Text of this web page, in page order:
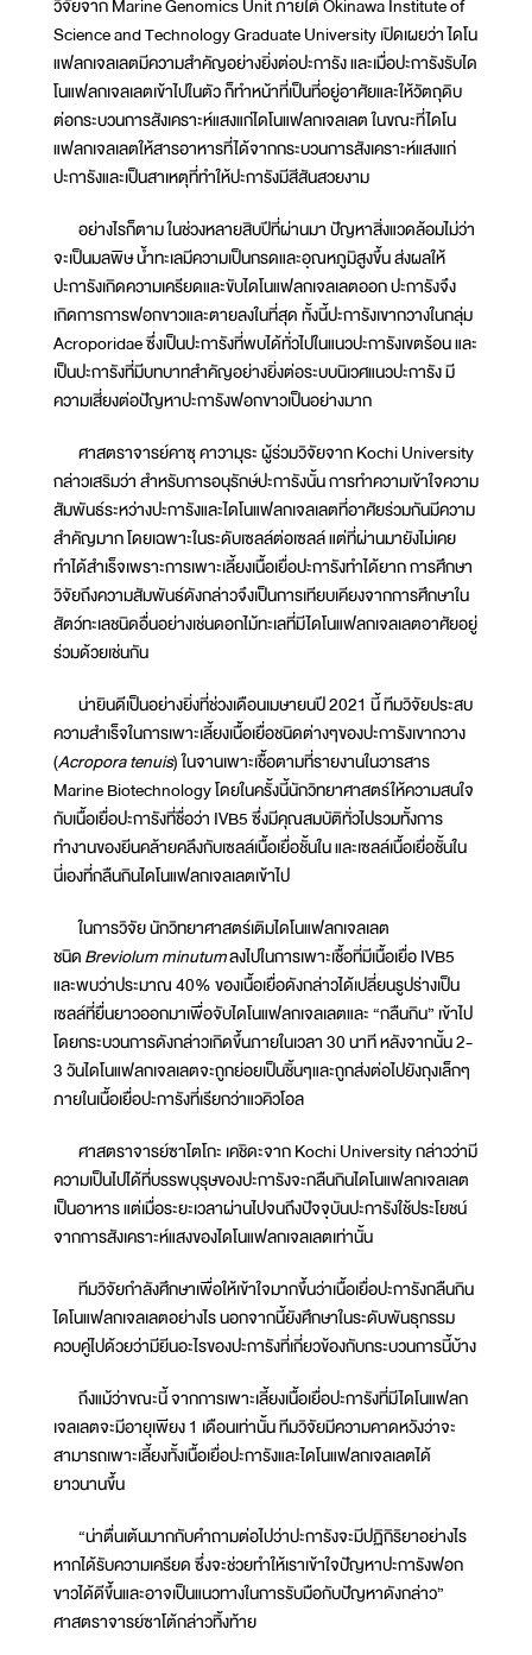
วิจัยจาก Marine Genomics Unit ภายใต้ Okinawa Institute of
Science and Technology Graduate University เปิดเผยว่า ไดโน
แฟลกเจลเลตมีความสำคัญอย่างยิ่งต่อปะการัง และเมื่อปะการังรับได
โนแฟลกเจลเลตเข้าไปในตัว ก็ทำหน้าที่เป็นที่อยู่อาศัยและให้วัตถุดิบ
ต่อกระบวนการสังเคราะห์แสงแก่ไดโนแฟลกเจลเลต ในขณะที่ไดโน
แฟลกเจลเลตให้สารอาหารที่ได้จากกระบวนการสังเคราะห์แสงแก่
ปะการังและเป็นสาเหตุที่ทำให้ปะการังมีสีสันสวยงาม
อย่างไรก็ตาม ในช่วงหลายสิบปีที่ผ่านมา ปัญหาสิ่งแวดล้อมไม่ว่า
จะเป็นมลพิษ น้ำทะเลมีความเป็นกรดและอุณหภูมิสูงขึ้น ส่งผลให้
ปะการังเกิดความเครียดและขับไดโนแฟลกเจลเลตออก ปะการังจึง
เกิดการการฟอกขาวและตายลงในที่สุด ทั้งนี้ปะการังเขากวางในกลุ่ม
Acroporidae ซึ่งเป็นปะการังที่พบได้ทั่วไปในแนวปะการังเขตร้อน และ
เป็นปะการังที่มีบทบาทสำคัญอย่างยิ่งต่อระบบนิเวศแนวปะการัง มี
ความเสี่ยงต่อปัญหาปะการังฟอกขาวเป็นอย่างมาก
ศาสตราจารย์คาซุ คาวามุระ ผู้ร่วมวิจัยจาก Kochi University
กล่าวเสริมว่า สำหรับการอนุรักษ์ปะการังนั้น การทำความเข้าใจความ
สัมพันธ์ระหว่างปะการังและไดโนแฟลกเจลเลตที่อาศัยร่วมกันมีความ
สำคัญมาก โดยเฉพาะในระดับเซลล์ต่อเซลล์ แต่ที่ผ่านมายังไม่เคย
ทำได้สำเร็จเพราะการเพาะเลี้ยงเนื้อเยื่อปะการังทำได้ยาก การศึกษา
วิจัยถึงความสัมพันธ์ดังกล่าวจึงเป็นการเทียบเคียงจากการศึกษาใน
สัตว์ทะเลชนิดอื่นอย่างเช่นดอกไม้ทะเลที่มีไดโนแฟลกเจลเลตอาศัยอยู่
ร่วมด้วยเช่นกัน
น่ายินดีเป็นอย่างยิ่งที่ช่วงเดือนเมษายนปี 2021 นี้ ทีมวิจัยประสบ
ความสำเร็จในการเพาะเลี้ยงเนื้อเยื่อชนิดต่างๆของปะการังเขากวาง
(Acropora tenuis) ในจานเพาะเชื้อตามที่รายงานในวารสาร
Marine Biotechnology โดยในครั้งนี้นักวิทยาศาสตร์ให้ความสนใจ
กับเนื้อเยื่อปะการังที่ชื่อว่า IVB5 ซึ่งมีคุณสมบัติทั่วไปรวมทั้งการ
ทำงานของยีนคล้ายคลึงกับเซลล์เนื้อเยื่อชั้นใน และเซลล์เนื้อเยื่อชั้นใน
นี่เองที่กลืนกินไดโนแฟลกเจลเลตเข้าไป
ในการวิจัย นักวิทยาศาสตร์เติมไดโนแฟลกเจลเลต
ชนิดBreviolum minutumลงไปในการเพาะเชื้อที่มีเนื้อเยื่อ IVB5
และพบว่าประมาณ 40% ของเนื้อเยื่อดังกล่าวได้เปลี่ยนรูปร่างเป็น
เซลล์ที่ยื่นยาวออกมาเพื่อจับไดโนแฟลกเจลเลตและ “กลืนกิน” เข้าไป
โดยกระบวนการดังกล่าวเกิดขึ้นภายในเวลา 30 นาที หลังจากนั้น 2-
3 วันไดโนแฟลกเจลเลตจะถูกย่อยเป็นชิ้นๆและถูกส่งต่อไปยังถุงเล็กๆ
ภายในเนื้อเยื่อปะการังที่เรียกว่าแวคิวโอล
ศาสตราจารย์ซาโตโกะ เคชิดะจาก Kochi University กล่าวว่ามี
ความเป็นไปได้ที่บรรพบุรุษของปะการังจะกลืนกินไดโนแฟลกเจลเลต
เป็นอาหาร แต่เมื่อระยะเวลาผ่านไปจนถึงปัจจุบันปะการังใช้ประโยชน์
จากการสังเคราะห์แสงของไดโนแฟลกเจลเลตเท่านั้น
ทีมวิจัยกำลังศึกษาเพื่อให้เข้าใจมากขึ้นว่าเนื้อเยื่อปะการังกลืนกิน
ไดโนแฟลกเจลเลตอย่างไร นอกจากนี้ยังศึกษาในระดับพันธุกรรม
ควบคู่ไปด้วยว่ามียีนอะไรของปะการังที่เกี่ยวข้องกับกระบวนการนี้บ้าง
ถึงแม้ว่าขณะนี้ จากการเพาะเลี้ยงเนื้อเยื่อปะการังที่มีไดโนแฟลก
เจลเลตจะมีอายุเพียง 1 เดือนเท่านั้น ทีมวิจัยมีความคาดหวังว่าจะ
สามารถเพาะเลี้ยงทั้งเนื้อเยื่อปะการังและไดโนแฟลกเจลเลตได้
ยาวนานขึ้น
“น่าตื่นเต้นมากกับคำถามต่อไปว่าปะการังจะมีปฏิกิริยาอย่างไร
หากได้รับความเครียด ซึ่งจะช่วยทำให้เราเข้าใจปัญหาปะการังฟอก
ขาวได้ดีขึ้นและอาจเป็นแนวทางในการรับมือกับปัญหาดังกล่าว”
ศาสตราจารย์ซาโต้กล่าวทิ้งท้าย